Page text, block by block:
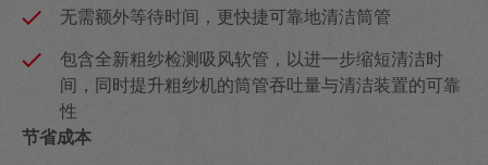
无需额外等待时间，更快捷可靠地清洁筒管
包含全新粗纱检测吸风软管，以进一步缩短清洁时
间，同时提升粗纱机的筒管吞吐量与清洁装置的可靠
性
节省成本